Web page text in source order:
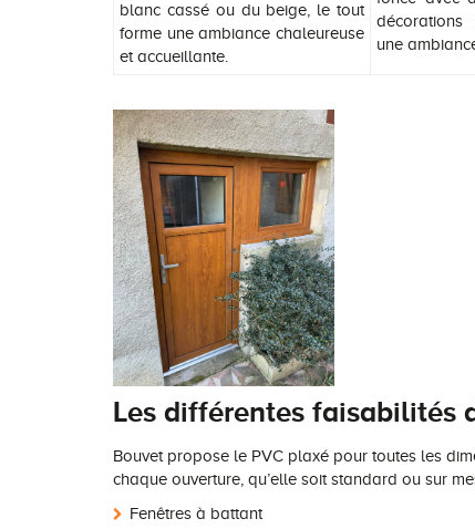
blanc cassé ou du beige, le tout
forme une ambiance chaleureuse
et accueillante.
une
Les différentes faisabilités
Bouvet propose le PVC plaxé pour toutes les
chaque ouverture, qu’elle soit standard ou sur
Fenêtres à battant